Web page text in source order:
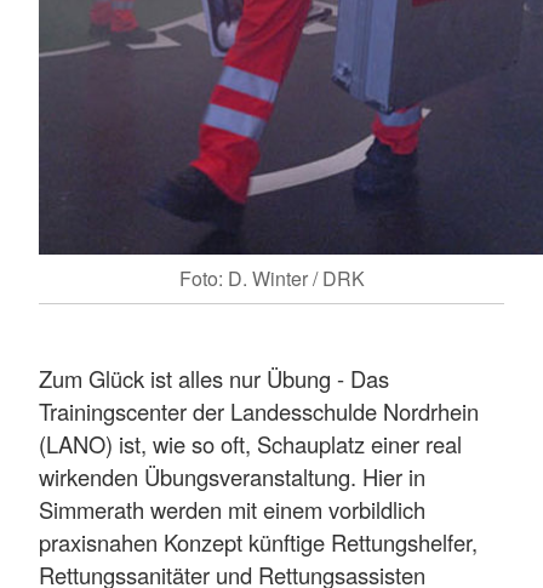
Foto: D. Winter / DRK
Zum Glück ist alles nur Übung - Das
Trainingscenter der Landesschulde Nordrhein
(LANO) ist, wie so oft, Schauplatz einer real
wirkenden Übungsveranstaltung. Hier in
Simmerath werden mit einem vorbildlich
praxisnahen Konzept künftige Rettungshelfer,
Rettungssanitäter und Rettungsassisten